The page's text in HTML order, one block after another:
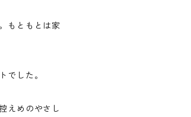
もともとは家
でした。
えめのやさし